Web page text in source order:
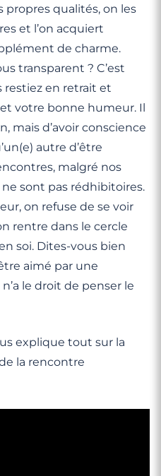
propres qualités, on les
et l’on acquiert
de charme.
transparent ? C’est
en retrait et
et votre bonne humeur. Il
mais d’avoir conscience
autre d’être
malgré nos
sont pas rédhibitoires.
on refuse de se voir
rentre dans le cercle
soi. Dites-vous bien
aimé par une
le droit de penser le
explique tout sur la
la rencontre